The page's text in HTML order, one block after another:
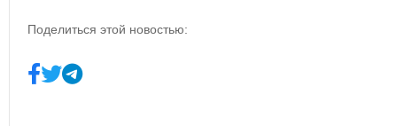
Поделиться этой новостью: